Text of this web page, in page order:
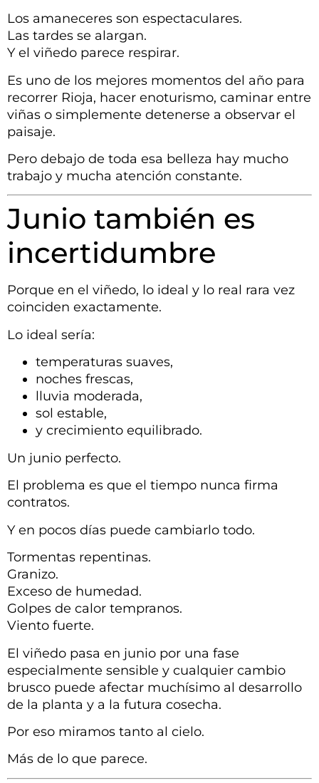
Los amaneceres son espectaculares.
Las tardes se alargan.
Y el viñedo parece respirar.
Es uno de los mejores momentos del año para
recorrer Rioja, hacer enoturismo, caminar entre
viñas o simplemente detenerse a observar el
paisaje.
Pero debajo de toda esa belleza hay mucho
trabajo y mucha atención constante.
Junio también es
incertidumbre
Porque en el viñedo, lo ideal y lo real rara vez
coinciden exactamente.
Lo ideal sería:
temperaturas suaves,
noches frescas,
lluvia moderada,
sol estable,
y crecimiento equilibrado.
Un junio perfecto.
El problema es que el tiempo nunca firma
contratos.
Y en pocos días puede cambiarlo todo.
Tormentas repentinas.
Granizo.
Exceso de humedad.
Golpes de calor tempranos.
Viento fuerte.
El viñedo pasa en junio por una fase
especialmente sensible y cualquier cambio
brusco puede afectar muchísimo al desarrollo
de la planta y a la futura cosecha.
Por eso miramos tanto al cielo.
Más de lo que parece.